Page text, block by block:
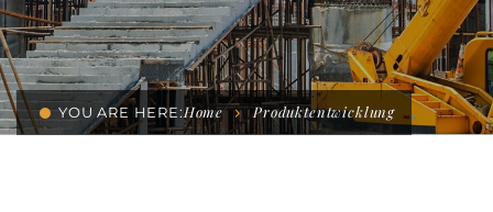
YOU ARE HERE:Home Produktentwicklung